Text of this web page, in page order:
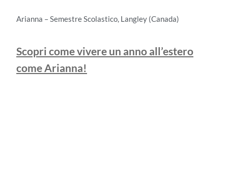
Arianna – Semestre Scolastico, Langley (Canada)
Scopri come vivere un anno all’estero
come Arianna!